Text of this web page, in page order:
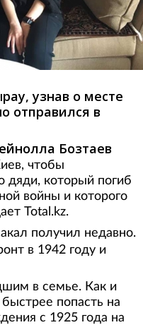
узнав о месте
отправился в
Бозтаев
чтобы
дяди, который погиб
войны и которого
Total.kz.
получил недавно.
в 1942 году и
в семье. Как и
попасть на
с 1925 года на